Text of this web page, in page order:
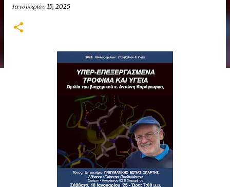
Ιανουαρίου 15, 2025